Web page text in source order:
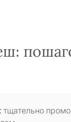
тщательно